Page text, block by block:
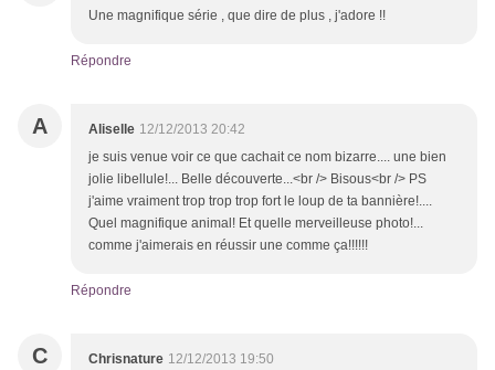
Une magnifique série , que dire de plus , j'adore !!
Répondre
A Aliselle 12/12/2013 20:42
je suis venue voir ce que cachait ce nom bizarre.... une bien
jolie libellule!... Belle découverte...<br /> Bisous<br /> PS
j'aime vraiment trop trop trop fort le loup de ta bannière!....
Quel magnifique animal! Et quelle merveilleuse photo!...
comme j'aimerais en réussir une comme ça!!!!!!
Répondre
C Chrisnature 12/12/2013 19:50